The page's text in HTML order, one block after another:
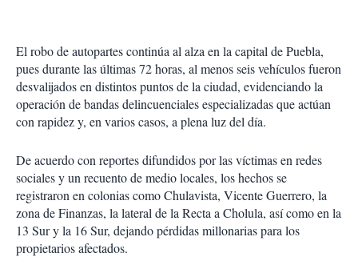
El robo de autopartes continúa al alza en la capital de Puebla,
pues durante las últimas 72 horas, al menos seis vehículos fueron
desvalijados en distintos puntos de la ciudad, evidenciando la
operación de bandas delincuenciales especializadas que actúan
con rapidez y, en varios casos, a plena luz del día.
De acuerdo con reportes difundidos por las víctimas en redes
sociales y un recuento de medio locales, los hechos se
registraron en colonias como Chulavista, Vicente Guerrero, la
zona de Finanzas, la lateral de la Recta a Cholula, así como en la
13 Sur y la 16 Sur, dejando pérdidas millonarias para los
propietarios afectados.